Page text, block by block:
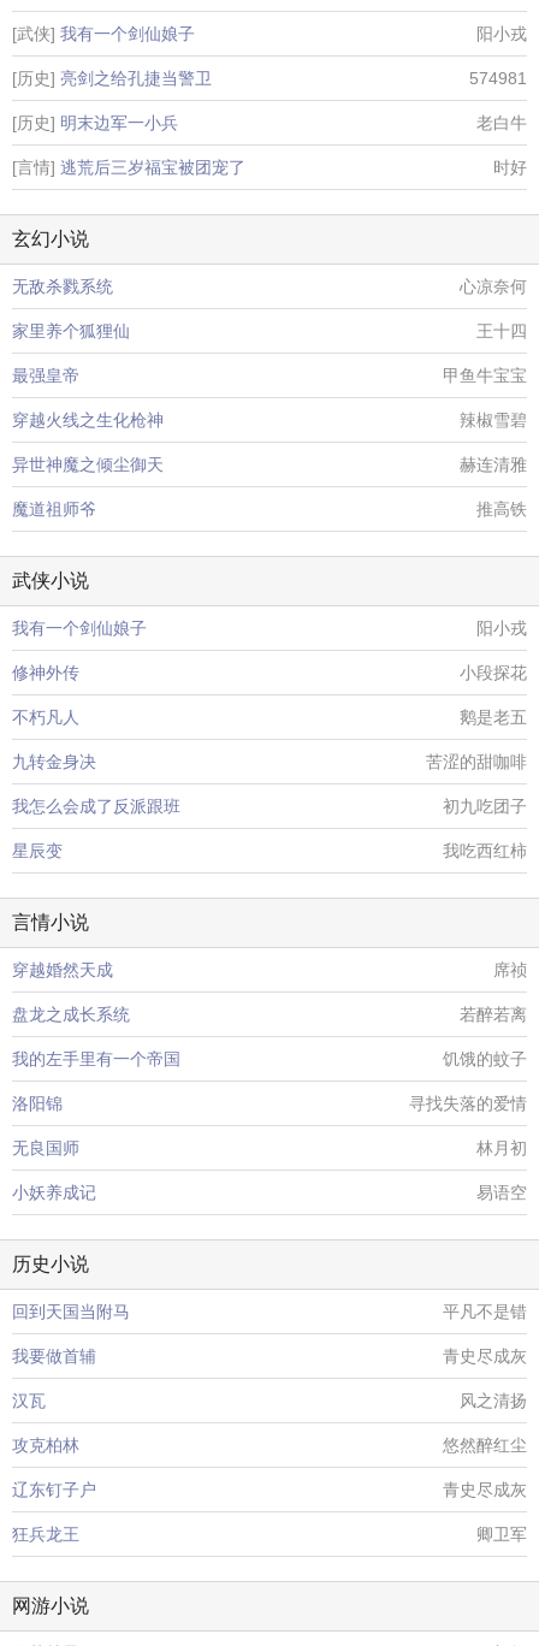
[武侠] 我有一个剑仙娘子 阳小戎
[历史] 亮剑之给孔捷当警卫 574981
[历史] 明末边军一小兵 老白牛
[言情] 逃荒后三岁福宝被团宠了 时好
玄幻小说
无敌杀戮系统 心凉奈何
家里养个狐狸仙 王十四
最强皇帝 甲鱼牛宝宝
穿越火线之生化枪神 辣椒雪碧
异世神魔之倾尘御天 赫连清雅
魔道祖师爷 推高铁
武侠小说
我有一个剑仙娘子 阳小戎
修神外传 小段探花
不朽凡人 鹅是老五
九转金身决 苦涩的甜咖啡
我怎么会成了反派跟班 初九吃团子
星辰变 我吃西红柿
言情小说
穿越婚然天成 席祯
盘龙之成长系统 若醉若离
我的左手里有一个帝国 饥饿的蚊子
洛阳锦 寻找失落的爱情
无良国师 林月初
小妖养成记 易语空
历史小说
回到天国当附马 平凡不是错
我要做首辅 青史尽成灰
汉瓦 风之清扬
攻克柏林 悠然醉红尘
辽东钉子户 青史尽成灰
狂兵龙王 卿卫军
网游小说